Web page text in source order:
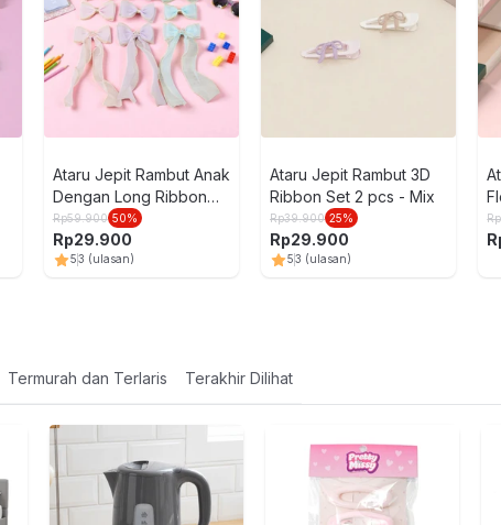
Ataru Jepit Rambut Anak
Dengan Long Ribbon
Set 3 pcs Random
Rp59.900 50%
Rp29.900
53 (ulasan)
Ataru Jepit Rambut 3D
Ribbon Set 2 pcs - Mix
Rp39.900 25%
Rp29.900
53 (ulasan)
Rp
Termurah dan Terlaris Terakhir Dilihat